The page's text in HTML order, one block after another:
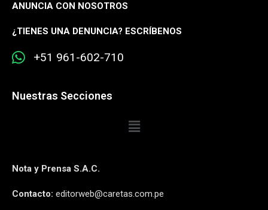
ANUNCIA CON NOSOTROS
¿TIENES UNA DENUNCIA? ESCRÍBENOS
+51 961-602-710
Nuestras Secciones
Nota y Prensa S.A.C.
Contacto: editorweb@caretas.com.pe